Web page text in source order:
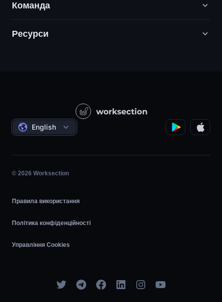
Digital Маркетинг агенції
Проєктний менеджмент
Погодинка
Команда
Вакансії
Ресурси
Угоди
English
© 2026 Worksection
Правила використання
Політика конфіденційності
Управління Cookies